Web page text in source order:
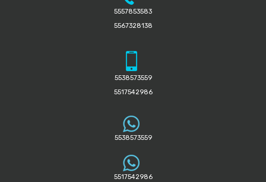
5557853583
5567328138
5538573559
5517542986
5538573559
5517542986